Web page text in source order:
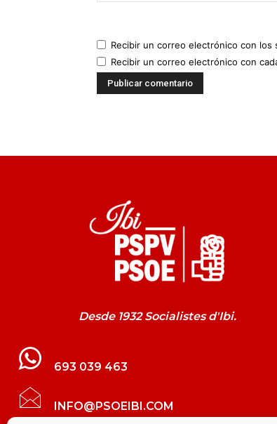
Recibir un correo electrónico con
Recibir un correo electrónico con
Desde 1932 Socialistes d'Ibi.
693 039 463
INFO@PSOEIBI.COM